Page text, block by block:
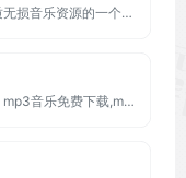
凤梨音乐为广大音乐爱好者提供高音质无损音乐资源的一个音乐分享平台
极光无损音乐网是一个无损音乐下载，mp3音乐免费下载,mp3音乐免费音乐下载的网站,抖音热门音乐下载，为广大爱好音乐者提供免费音乐素材交流分享的平台。